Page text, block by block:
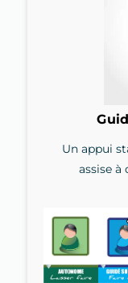
Un appui
assise